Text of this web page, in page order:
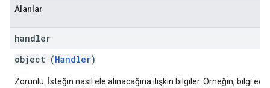
Alanlar
handler
object (Handler)
Zorunlu. İsteğin nasıl ele alınacağına ilişkin bilgiler. Örneğin, bilgi